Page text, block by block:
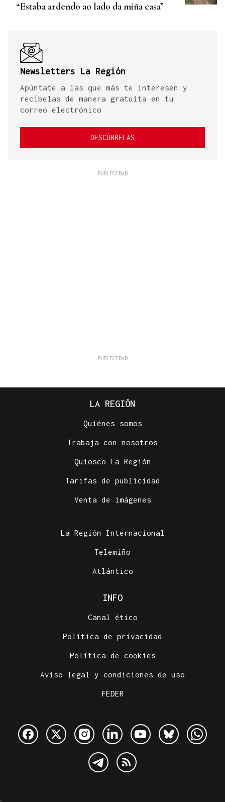
“Estaba ardendo ao lado da miña casa”
Newsletters La Región
Apúntate a las que más te interesen y
recíbelas de manera gratuita en tu
correo electrónico
DESCÚBRELAS
LA REGIÓN
Quiénes somos
Trabaja con nosotros
Quiosco La Región
Tarifas de publicidad
Venta de imágenes
La Región Internacional
Telemiño
Atlántico
INFO
Canal ético
Política de privacidad
Política de cookies
Aviso legal y condiciones de uso
FEDER